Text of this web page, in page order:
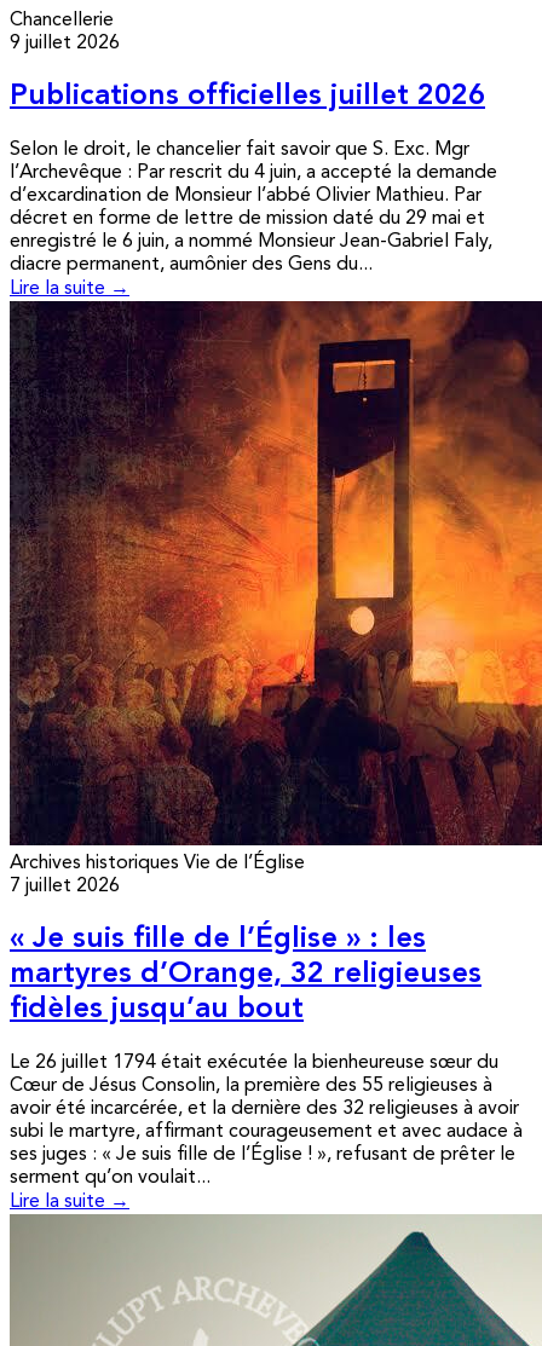
Chancellerie
9 juillet 2026
Publications officielles juillet 2026
Selon le droit, le chancelier fait savoir que S. Exc. Mgr
l’Archevêque : Par rescrit du 4 juin, a accepté la demande
d’excardination de Monsieur l’abbé Olivier Mathieu. Par
décret en forme de lettre de mission daté du 29 mai et
enregistré le 6 juin, a nommé Monsieur Jean-Gabriel Faly,
diacre permanent, aumônier des Gens du...
Lire la suite →
Archives historiques Vie de l’Église
7 juillet 2026
« Je suis fille de l’Église » : les
martyres d’Orange, 32 religieuses
fidèles jusqu’au bout
Le 26 juillet 1794 était exécutée la bienheureuse sœur du
Cœur de Jésus Consolin, la première des 55 religieuses à
avoir été incarcérée, et la dernière des 32 religieuses à avoir
subi le martyre, affirmant courageusement et avec audace à
ses juges : « Je suis fille de l’Église ! », refusant de prêter le
serment qu’on voulait...
Lire la suite →